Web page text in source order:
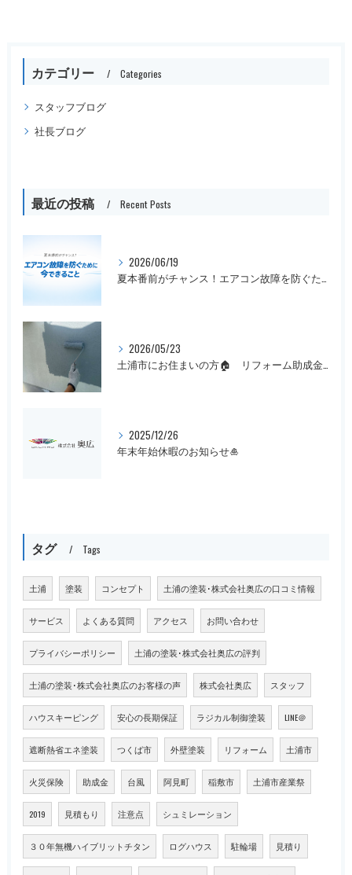
カテゴリー Categories
スタッフブログ
社長ブログ
最近の投稿 Recent Posts
2026/06/19
夏本番前がチャンス！エアコン故障を防ぐために今できること
2026/05/23
土浦市にお住まいの方🏠 リフォーム助成金まだ間に合います！
2025/12/26
年末年始休暇のお知らせ🎍
タグ Tags
土浦 塗装 コンセプト 土浦の塗装･株式会社奥広の口コミ情報
サービス よくある質問 アクセス お問い合わせ
プライバシーポリシー 土浦の塗装･株式会社奥広の評判
土浦の塗装･株式会社奥広のお客様の声 株式会社奥広 スタッフ
ハウスキーピング 安心の長期保証 ラジカル制御塗装 LINE＠
遮断熱省エネ塗装 つくば市 外壁塗装 リフォーム 土浦市
火災保険 助成金 台風 阿見町 稲敷市 土浦市産業祭
2019 見積もり 注意点 シュミレーション
３０年無機ハイブリットチタン ログハウス 駐輪場 見積り